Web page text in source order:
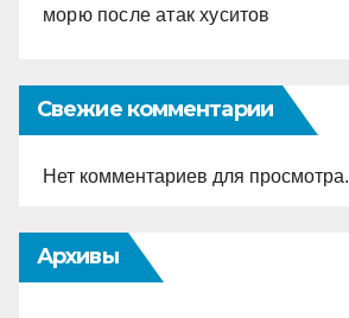
морю после атак хуситов
Свежие комментарии
Нет комментариев для просмотра.
Архивы